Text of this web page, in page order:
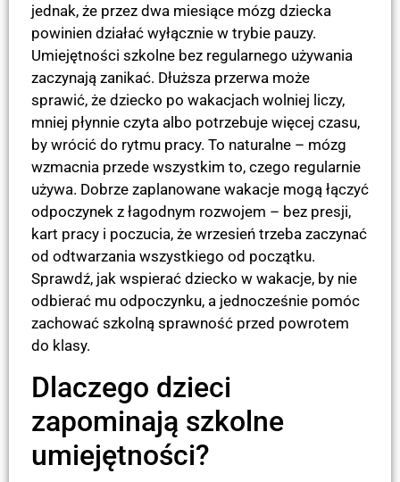
jednak, że przez dwa miesiące mózg dziecka
powinien działać wyłącznie w trybie pauzy.
Umiejętności szkolne bez regularnego używania
zaczynają zanikać. Dłuższa przerwa może
sprawić, że dziecko po wakacjach wolniej liczy,
mniej płynnie czyta albo potrzebuje więcej czasu,
by wrócić do rytmu pracy. To naturalne – mózg
wzmacnia przede wszystkim to, czego regularnie
używa. Dobrze zaplanowane wakacje mogą łączyć
odpoczynek z łagodnym rozwojem – bez presji,
kart pracy i poczucia, że wrzesień trzeba zaczynać
od odtwarzania wszystkiego od początku.
Sprawdź, jak wspierać dziecko w wakacje, by nie
odbierać mu odpoczynku, a jednocześnie pomóc
zachować szkolną sprawność przed powrotem
do klasy.
Dlaczego dzieci
zapominają szkolne
umiejętności?